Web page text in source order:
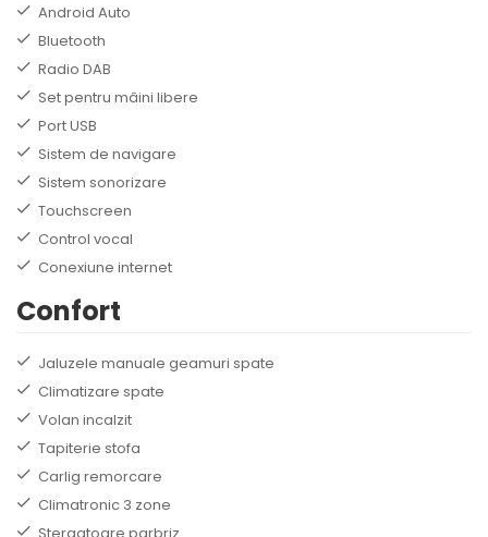
Android Auto
Bluetooth
Radio DAB
Set pentru mâini libere
Port USB
Sistem de navigare
Sistem sonorizare
Touchscreen
Control vocal
Conexiune internet
Confort
Jaluzele manuale geamuri spate
Climatizare spate
Volan incalzit
Tapiterie stofa
Carlig remorcare
Climatronic 3 zone
Stergatoare parbriz